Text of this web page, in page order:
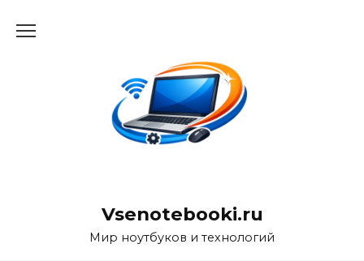
Vsenotebooki.ru
Мир ноутбуков и технологий